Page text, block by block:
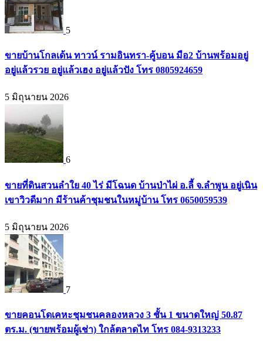
5
ขายบ้านโกลเด้น ทาวน์ รามอินทรา-คู้บอน มือ2 บ้านพร้อมอยู่
อยู่แล้วรวย อยู่แล้วเฮง อยู่แล้วปัง โทร 0805924659
5 มิถุนายน 2026
6
ขายที่ดินสวนลำใย 40 ไร่ มีโฉนด บ้านป่าไผ่ อ.ลี้ จ.ลำพูน อยู่เนิน
เขาวิวดีมาก มีร้านค้าชุมชนในหมู่บ้าน โทร 0650059539
5 มิถุนายน 2026
7
ขายคอนโดเคหะชุมชนคลองหลวง 3 ชั้น 1 ขนาดใหญ่ 50.87
ตร.ม. (ขายพร้อมผู้เช่า) ใกล้ตลาดไท โทร 084-9313233